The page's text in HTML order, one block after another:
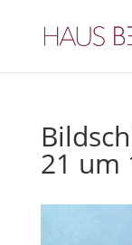
21 um